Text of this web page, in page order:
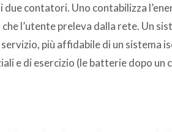
due contatori. Uno contabilizza
l’utente preleva dalla rete. Un
più affidabile di un sistema
e di esercizio (le batterie dopo un